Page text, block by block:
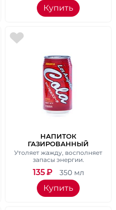
Купить
НАПИТОК
ГАЗИРОВАННЫЙ
SANGARIA "ЛОС-
АНДЖЕЛЕС КОЛА"СО
Утоляет жажду, восполняет
запасы энергии.
135₽ 350 мл
Купить